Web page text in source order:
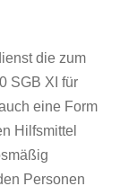
die zum
SGB XI für
eine Form
Hilfsmittel
Personen